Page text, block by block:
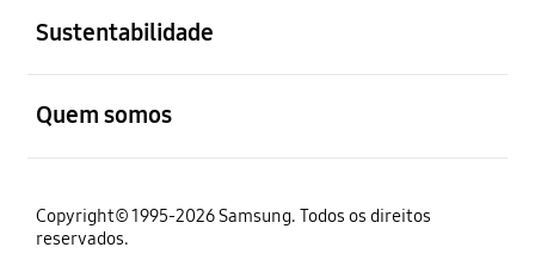
Sustentabilidade
Quem somos
Copyright© 1995-2026 Samsung. Todos os direitos
reservados.